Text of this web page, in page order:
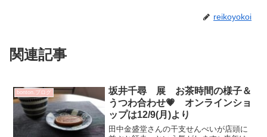
reikoyokoi
関連記事
bonton.ブログ
坂井千尋 展 お茶時間の様子＆
うつわ合わせ💗 オンラインショ
ップは12/9(月)より
田中金盛堂さんの干支せんべいが店頭に